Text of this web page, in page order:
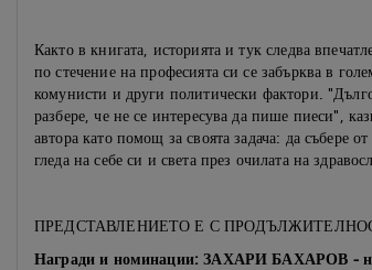
Както в книгата, историята и тук следва
по стечение на професията си се забърква в
комунисти и други политически фактори.
разбере, че не се интересува да пише пиеси",
автора като помощ за своята задача: да събере
гледа на себе си и света през очилата на
ПРЕДСТАВЛЕНИЕТО Е С
Награди и номинации: ЗАХАРИ БАХАРОВ -